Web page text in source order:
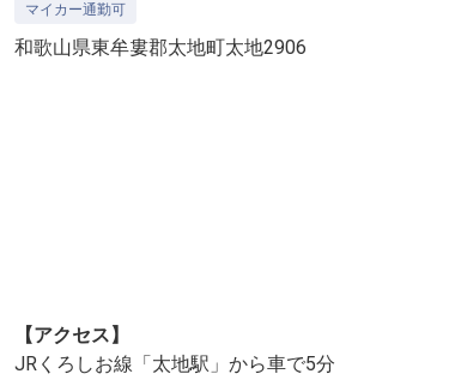
マイカー通勤可
和歌山県東牟婁郡太地町太地2906
【アクセス】
JRくろしお線「太地駅」から車で5分